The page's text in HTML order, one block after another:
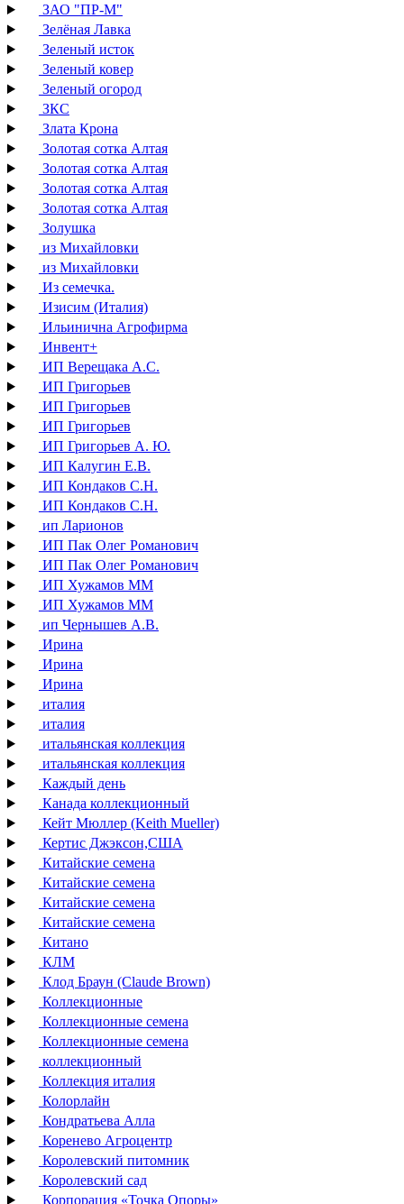
ЗАО "ПР-М"
Зелёная Лавка
Зеленый исток
Зеленый ковер
Зеленый огород
ЗКС
Злата Крона
Золотая сотка Алтая
Золотая сотка Алтая
Золотая сотка Алтая
Золотая сотка Алтая
Золушка
из Михайловки
из Михайловки
Из семечка.
Изисим (Италия)
Ильинична Агрофирма
Инвент+
ИП Верещака А.С.
ИП Григорьев
ИП Григорьев
ИП Григорьев
ИП Григорьев А. Ю.
ИП Калугин Е.В.
ИП Кондаков С.Н.
ИП Кондаков С.Н.
ип Ларионов
ИП Пак Олег Романович
ИП Пак Олег Романович
ИП Хужамов ММ
ИП Хужамов ММ
ип Чернышев А.В.
Ирина
Ирина
Ирина
италия
италия
итальянская коллекция
итальянская коллекция
Каждый день
Канада коллекционный
Кейт Мюллер (Keith Mueller)
Кертис Джэксон,США
Китайские семена
Китайские семена
Китайские семена
Китайские семена
Китано
КЛМ
Клод Браун (Claude Brown)
Коллекционные
Коллекционные семена
Коллекционные семена
коллекционный
Коллекция италия
Колорлайн
Кондратьева Алла
Коренево Агроцентр
Королевский питомник
Королевский сад
Корпорация «Точка Опоры»